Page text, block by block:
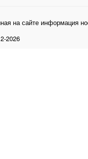
на сайте информация
2026